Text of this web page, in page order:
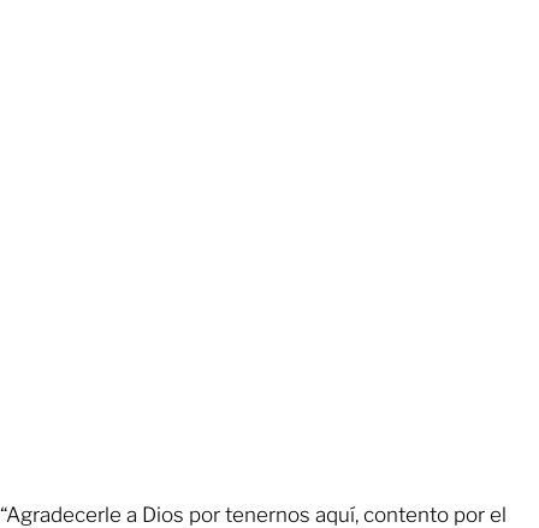
“Agradecerle a Dios por tenernos aquí, contento por el